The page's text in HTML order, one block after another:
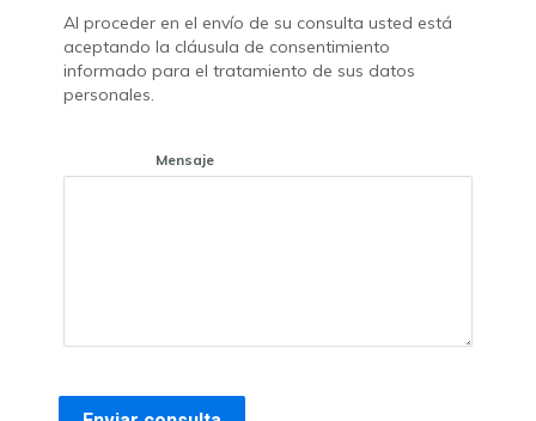
Al proceder en el envío de su consulta usted está
aceptando la cláusula de consentimiento
informado para el tratamiento de sus datos
personales.
Mensaje